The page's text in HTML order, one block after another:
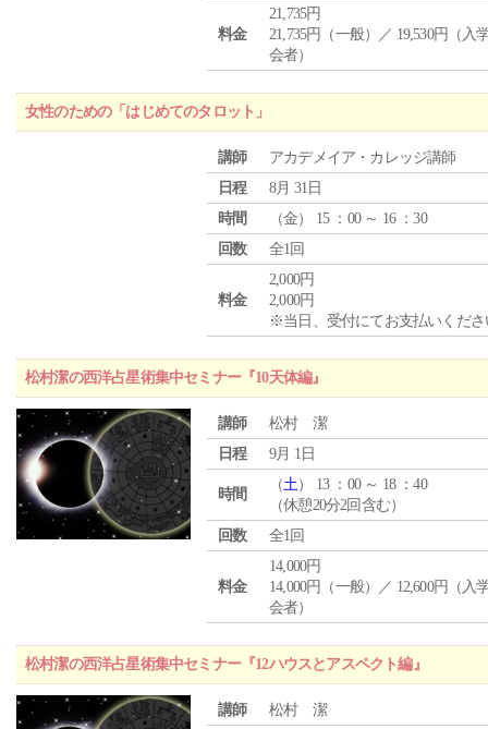
料金
21,735円
21,735円（一般）／ 19,530円（入
会者）
女性のための「はじめてのタロット」
講師
アカデメイア・カレッジ講師
日程
8月 31日
時間
（金） 15 ：00 ～ 16 ：30
回数
全1回
料金
2,000円
2,000円
※当日、受付にてお支払いくださ
松村潔の西洋占星術集中セミナー『10天体編』
講師
松村 潔
日程
9月 1日
時間
（土） 13 ：00 ～ 18 ：40
（休憩20分2回含む）
回数
全1回
料金
14,000円
14,000円（一般）／ 12,600円（入
会者）
松村潔の西洋占星術集中セミナー『12ハウスとアスペクト編』
講師 松村 潔